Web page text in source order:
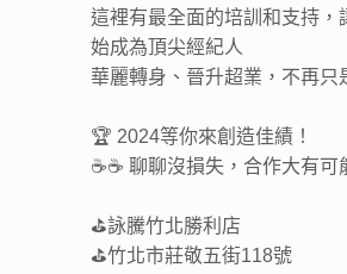
這裡有最全面的培訓和支持，
始成為頂尖經紀人
華麗轉身、晉升超業，不再只
🏆 2024等你來創造佳績！
☕☕ 聊聊沒損失，合作大有可
⛳詠騰竹北勝利店
⛳竹北市莊敬五街118號